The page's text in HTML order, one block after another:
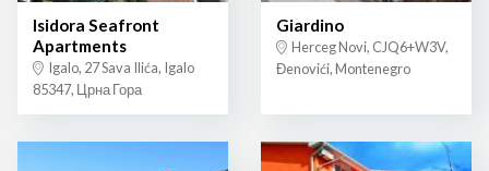
Isidora Seafront
Apartments
Igalo, 27 Sava Ilića, Igalo
85347, Црна Гора
Giardino
Herceg Novi, CJQ6+W3V,
Đenovići, Montenegro